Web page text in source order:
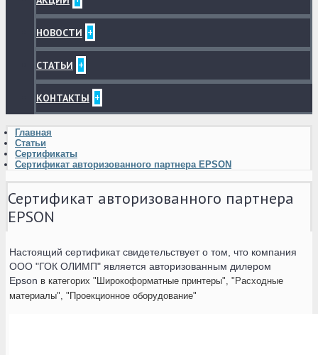
НОВОСТИ +
СТАТЬИ +
КОНТАКТЫ +
Главная
Статьи
Сертификаты
Сертификат авторизованного партнера EPSON
Сертификат авторизованного партнера
EPSON
Настоящий сертификат свидетельствует о том, что компания
ООО "ГОК ОЛИМП" является авторизованным дилером
Epson в категорих "Широкоформатные принтеры", "Расходные
материалы", "Проекционное оборудование"